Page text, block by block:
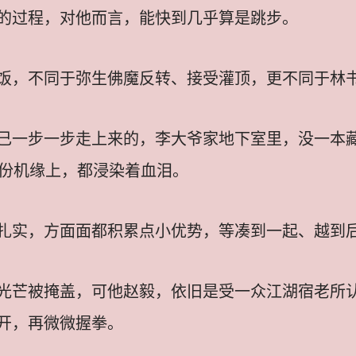
程，对他而言，能快到几乎算是跳步。
，不同于弥生佛魔反转、接受灌顶，更不同于
一步一步走上来的，李大爷家地下室里，没一本
机缘上，都浸染着血泪。
实，方面面都积累点小优势，等凑到一起、越到
芒被掩盖，可他赵毅，依旧是受一众江湖宿老所
，再微微握拳。